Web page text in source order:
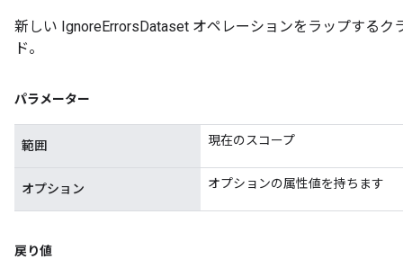
新しい IgnoreErrorsDataset オペレーションをラップする
ド。
パラメーター
範囲 現在のスコープ
オプション オプションの属性値を持ちます
戻り値